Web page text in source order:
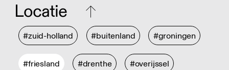
Locatie
#zuid-holland #buitenland #groningen
#friesland #drenthe #overijssel